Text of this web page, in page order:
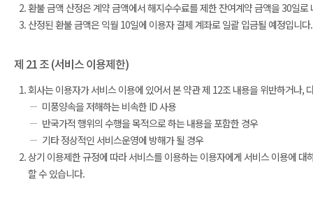
환불 금액 산정은 계약 금액에서 해지수수료를 제한 잔여계약 금액을 30일
산정된 환불 금액은 익월 10일에 이용자 결제 계좌로 일괄 입금될 예정입니다.
제 21 조 (서비스 이용제한)
회사는 이용자가 서비스 이용에 있어서 본 약관 제 12조 내용을 위반하거나,
미풍양속을 저해하는 비속한 ID 사용
반국가적 행위의 수행을 목적으로 하는 내용을 포함한 경우
기타 정상적인 서비스운영에 방해가 될 경우
상기 이용제한 규정에 따라 서비스를 이용하는 이용자에게 서비스 이용에
할 수 있습니다.